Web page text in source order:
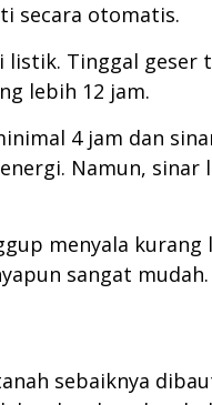
secara otomatis.
Tinggal geser
lebih 12 jam.
4 jam dan
Namun,
menyala kurang
sangat
sebaiknya